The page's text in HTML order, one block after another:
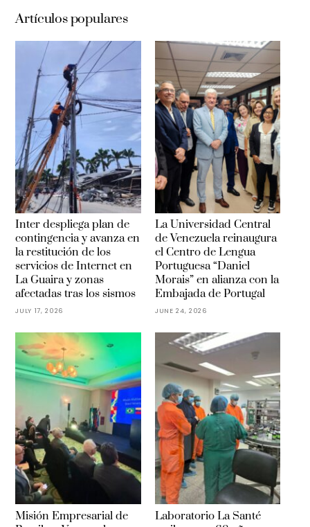
Artículos populares
Inter despliega plan de
contingencia y avanza en
la restitución de los
servicios de Internet en
La Guaira y zonas
afectadas tras los sismos
JULY 17, 2026
La Universidad Central
de Venezuela reinaugura
el Centro de Lengua
Portuguesa “Daniel
Morais” en alianza con la
Embajada de Portugal
JUNE 24, 2026
Misión Empresarial de
Laboratorio La Santé